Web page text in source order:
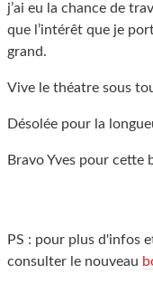
j’ai eu la chance de
que l’intérêt que je
grand.
Vive le théatre sous
Désolée pour la
Bravo Yves pour
PS : pour plus d'infos
consulter le nouveau